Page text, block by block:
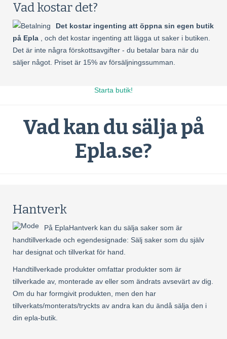
Vad kostar det?
Det kostar ingenting att öppna sin egen butik
på Epla
, och det kostar ingenting att lägga ut saker i butiken.
Det är inte några förskottsavgifter - du betalar bara när du
säljer något. Priset är 15% av försäljningssumman.
Starta butik!
Vad kan du sälja på
Epla.se?
Hantverk
På EplaHantverk kan du sälja saker som är
handtillverkade och egendesignade: Sälj saker som du själv
har designat och tillverkat för hand.
Handtillverkade produkter omfattar produkter som är
tillverkade av, monterade av eller som ändrats avsevärt av dig.
Om du har formgivit produkten, men den har
tillverkats/monterats/tryckts av andra kan du ändå sälja den i
din epla-butik.